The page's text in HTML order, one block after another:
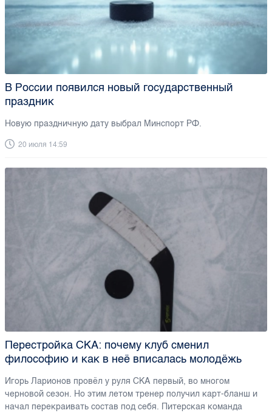
В России появился новый государственный
праздник
Новую праздничную дату выбрал Минспорт РФ.
20 июля 14:59
Перестройка СКА: почему клуб сменил
философию и как в неё вписалась молодёжь
Игорь Ларионов провёл у руля СКА первый, во многом
черновой сезон. Но этим летом тренер получил карт-бланш и
начал перекраивать состав под себя. Питерская команда